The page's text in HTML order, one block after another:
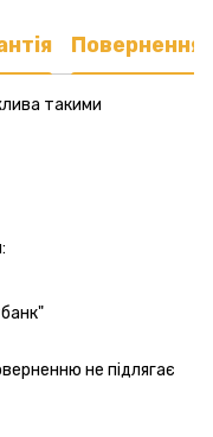
Повернення
такими
не підлягає